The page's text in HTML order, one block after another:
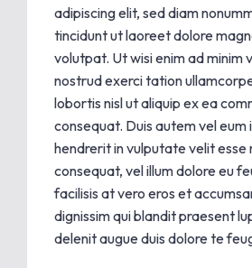
adipiscing elit, sed diam
tincidunt ut laoreet dolore
volutpat. Ut wisi enim ad minim
nostrud exerci tation
lobortis nisl ut aliquip ex ea
consequat. Duis autem vel eum
hendrerit in vulputate velit esse
consequat, vel illum dolore eu
facilisis at vero eros et
dignissim qui blandit praesent
delenit augue duis dolore te